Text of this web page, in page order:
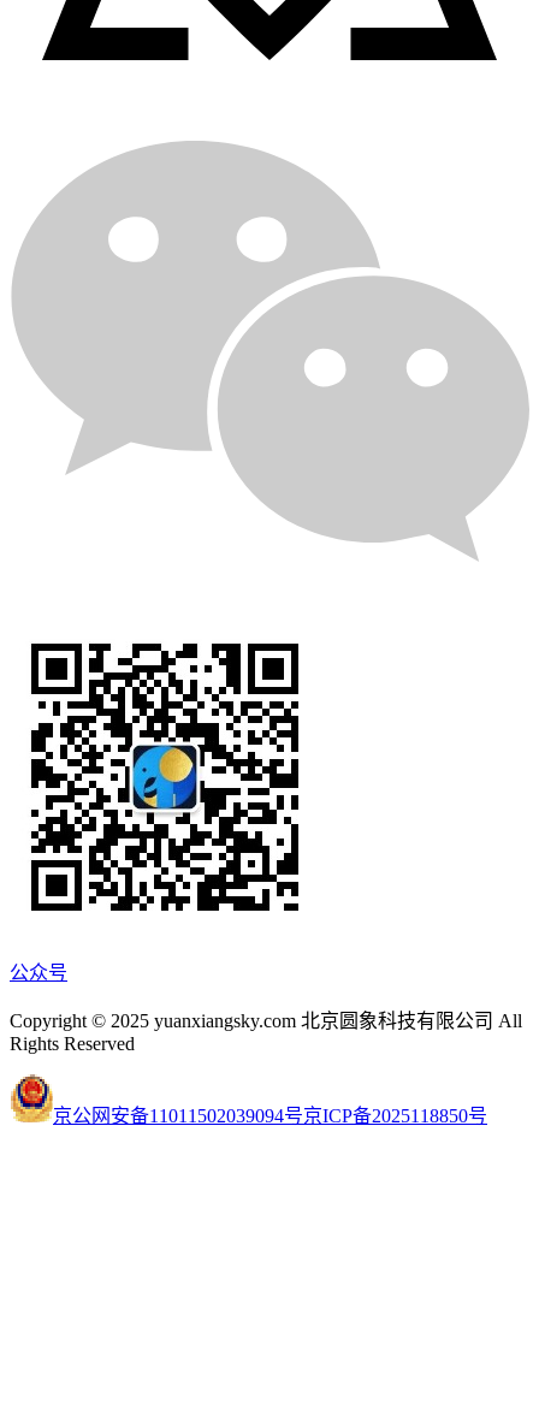
公众号
Copyright © 2025 yuanxiangsky.com 北京圆象科技有限公司 All
Rights Reserved
京公网安备11011502039094号京ICP备2025118850号